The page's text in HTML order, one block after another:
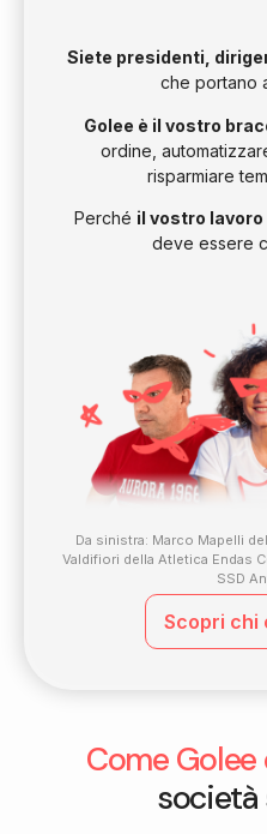
Siete presidenti,
che portano
Golee è il vostro
ordine,
risparmiare
Perché il vostro
deve essere
Da sinistra: Marco Mapelli
Valdifiori della Atletica Endas
SSD
Scopri chi
Come